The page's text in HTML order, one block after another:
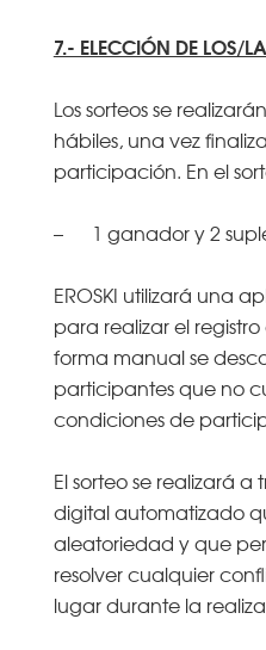
7.- ELECCIÓN DE LOS/
Los sorteos se
hábiles, una vez
participación. En el
– 1 ganador y 2
EROSKI utilizará una
para realizar el
forma manual se
participantes que no
condiciones de
El sorteo se realizará a
digital automatizado
aleatoriedad y que
resolver cualquier
lugar durante la